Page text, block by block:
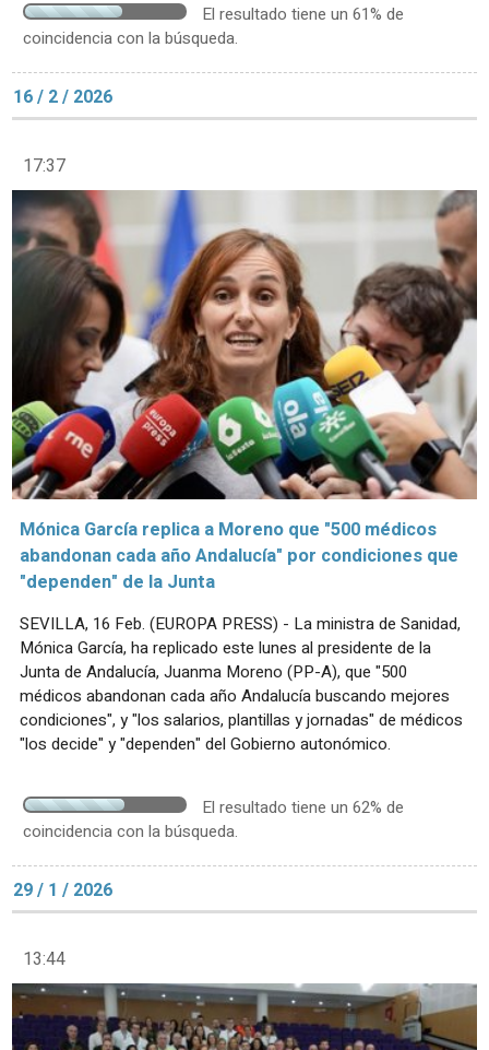
El resultado tiene un 61% de
coincidencia con la búsqueda.
16 / 2 / 2026
17:37
Mónica García replica a Moreno que "500 médicos
abandonan cada año Andalucía" por condiciones que
"dependen" de la Junta
SEVILLA, 16 Feb. (EUROPA PRESS) - La ministra de Sanidad,
Mónica García, ha replicado este lunes al presidente de la
Junta de Andalucía, Juanma Moreno (PP-A), que "500
médicos abandonan cada año Andalucía buscando mejores
condiciones", y "los salarios, plantillas y jornadas" de médicos
"los decide" y "dependen" del Gobierno autonómico.
El resultado tiene un 62% de
coincidencia con la búsqueda.
29 / 1 / 2026
13:44